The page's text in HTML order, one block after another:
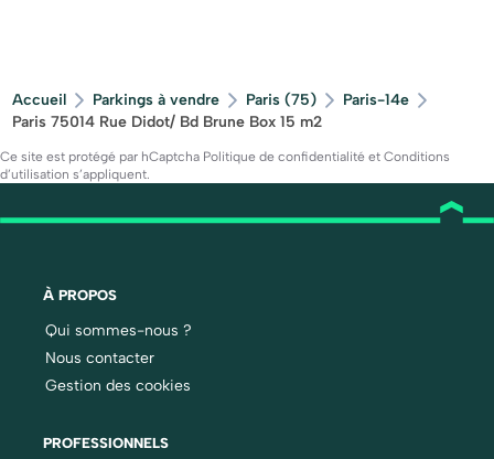
Accueil Parkings à vendre Paris (75)
Paris-14e
Paris 75014 Rue Didot/ Bd Brune Box 15 m2
Ce site est protégé par hCaptcha Politique de confidentialité et Conditions
d’utilisation s’appliquent.
À PROPOS
Qui sommes-nous ?
Nous contacter
Gestion des cookies
PROFESSIONNELS